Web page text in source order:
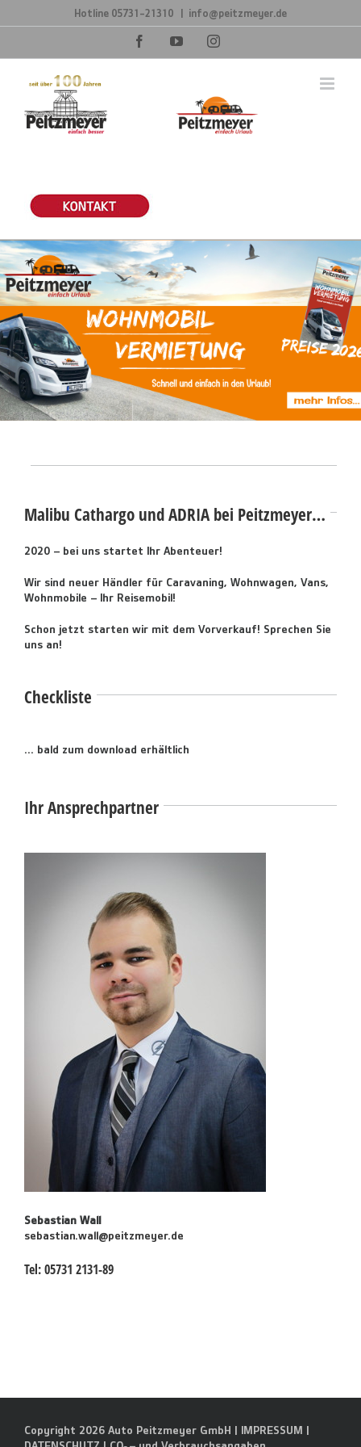
Hotline 05731-21310 info@peitzmeyer.de
FacebookYouTubeInstagram
Malibu Cathargo und ADRIA bei Peitzmeyer…
2020 – bei uns startet Ihr Abenteuer!
Wir sind neuer Händler für Caravaning, Wohnwagen, Vans,
Wohnmobile – Ihr Reisemobil!
Schon jetzt starten wir mit dem Vorverkauf! Sprechen Sie
uns an!
Checkliste
… bald zum download erhältlich
Ihr Ansprechpartner
Sebastian Wall
sebastian.wall@peitzmeyer.de
Tel:05731 2131-89
Copyright 2026 Auto Peitzmeyer GmbH | IMPRESSUM |